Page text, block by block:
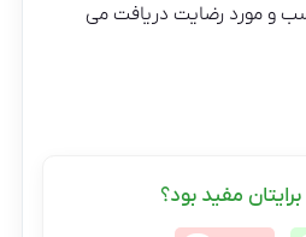
و مورد رضایت دریافت می
مفید بود؟